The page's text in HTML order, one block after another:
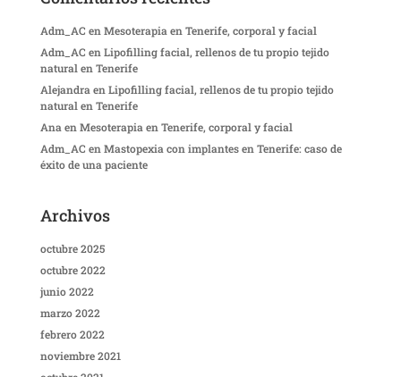
Adm_AC en Mesoterapia en Tenerife, corporal y facial
Adm_AC en Lipofilling facial, rellenos de tu propio tejido
natural en Tenerife
Alejandra en Lipofilling facial, rellenos de tu propio tejido
natural en Tenerife
Ana en Mesoterapia en Tenerife, corporal y facial
Adm_AC en Mastopexia con implantes en Tenerife: caso de
éxito de una paciente
Archivos
octubre 2025
octubre 2022
junio 2022
marzo 2022
febrero 2022
noviembre 2021